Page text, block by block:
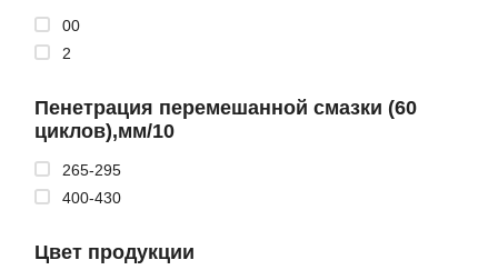
00
2
Пенетрация перемешанной смазки (60
циклов),мм/10
265-295
400-430
Цвет продукции